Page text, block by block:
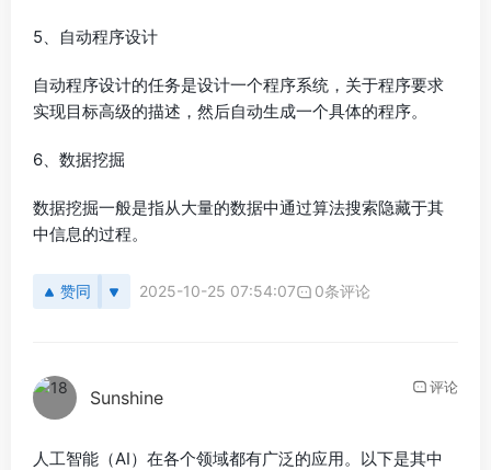
5、自动程序设计
自动程序设计的任务是设计一个程序系统，关于程序要求
实现目标高级的描述，然后自动生成一个具体的程序。
6、数据挖掘
数据挖掘一般是指从大量的数据中通过算法搜索隐藏于其
中信息的过程。
赞同 2025-10-25 07:54:07 0条评论
Sunshine 评论
人工智能（AI）在各个领域都有广泛的应用。以下是其中